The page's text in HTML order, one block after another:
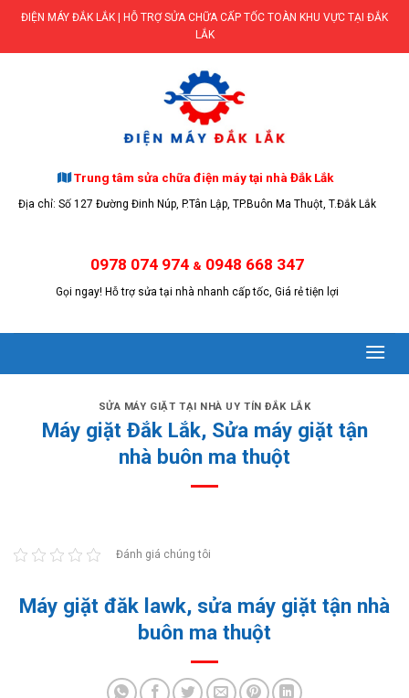
Skip
content
ĐIỆN MÁY ĐẮK LẮK | HỖ TRỢ SỬA CHỮA CẤP TỐC TOÀN KHU VỰC TẠI ĐẮK
LẮK
Trung tâm sửa chữa điện máy tại nhà Đắk Lắk
Địa chỉ: Số 127 Đường Đinh Núp, P.Tân Lập, TP.Buôn Ma Thuột, T.Đắk Lắk
0978 074 974 & 0948 668 347
Gọi ngay! Hỗ trợ sửa tại nhà nhanh cấp tốc, Giá rẻ tiện lợi
SỬA MÁY GIẶT TẠI NHÀ UY TÍN ĐẮK LẮK
Máy giặt Đắk Lắk, Sửa máy giặt tận
nhà buôn ma thuột
Đánh giá chúng tôi
Máy giặt đăk lawk, sửa máy giặt tận nhà
buôn ma thuột